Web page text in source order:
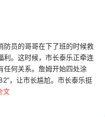
员的哥哥在下了班的时候救
利。这时候，市长泰乐正牵连
任何关系。詹姆开始四处涂
，让市长尴尬。市长泰乐挺
文